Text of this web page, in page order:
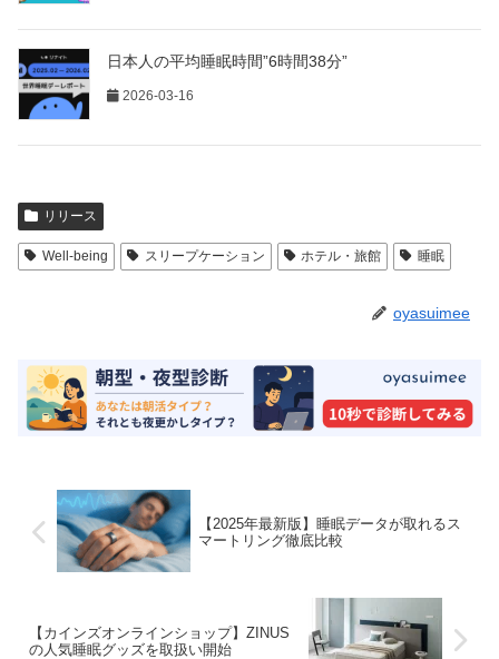
日本人の平均睡眠時間”6時間38分”
2026-03-16
リリース
Well-being スリープケーション ホテル・旅館 睡眠
oyasuimee
【2025年最新版】睡眠データが取れるス
マートリング徹底比較
【カインズオンラインショップ】ZINUS
の人気睡眠グッズを取扱い開始